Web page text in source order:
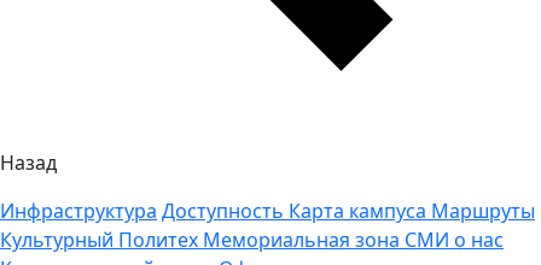
Назад
Инфраструктура Доступность Карта кампуса Маршруты
Культурный Политех Мемориальная зона СМИ о нас